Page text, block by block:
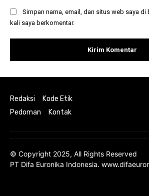
Simpan nama, email, dan situs web saya di
kali saya berkomentar.
Redaksi
Kode Etik
Pedoman
Kontak
© Copyright 2025, All Rights Reserved
PT Difa Euronika Indonesia.